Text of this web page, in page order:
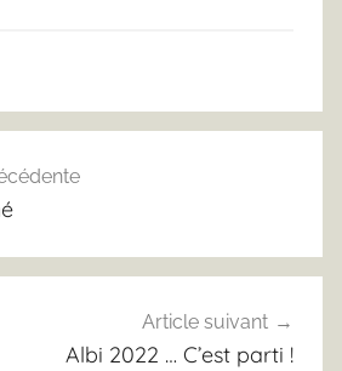
a
i
Article suivant
Albi 2022 … C’est parti !